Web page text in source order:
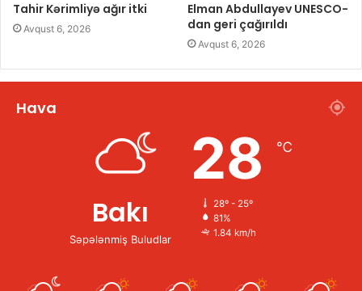
Tahir Kərimliyə ağır itki
Avqust 6, 2026
Elman Abdullayev UNESCO-
dan geri çağırıldı
Avqust 6, 2026
Hava
Bakı
Səpələnmiş Buludlar
28 ℃
28º - 25º
81%
1.84 km/h